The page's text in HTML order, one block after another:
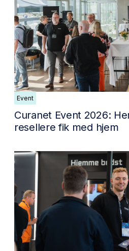
Event
Curanet Event 2026:
resellere fik med hjem